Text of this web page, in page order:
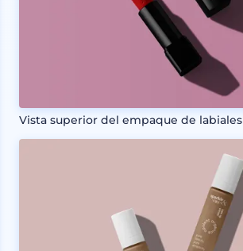
Vista superior del empaque de labiales